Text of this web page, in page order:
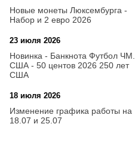
Новые монеты Люксембурга -
Набор и 2 евро 2026
23 июля 2026
Новинка - Банкнота Футбол ЧМ.
США - 50 центов 2026 250 лет
США
18 июля 2026
Изменение графика работы на
18.07 и 25.07